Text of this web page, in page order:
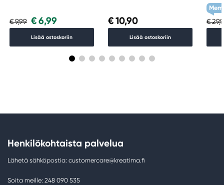
€ 9,99 € 6,99
Lisää ostoskoriin
€ 10,90
Lisää ostoskoriin
€
Henkilökohtaista palvelua
Lähetä sähköpostia: customercare@kreatima.fi
Soita meille: 248 090 535